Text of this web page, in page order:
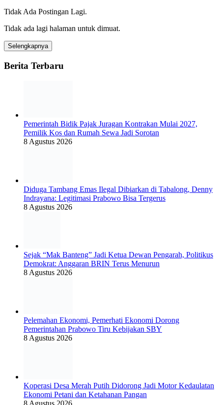
Tidak Ada Postingan Lagi.
Tidak ada lagi halaman untuk dimuat.
Selengkapnya
Berita Terbaru
Pemerintah Bidik Pajak Juragan Kontrakan Mulai 2027,
Pemilik Kos dan Rumah Sewa Jadi Sorotan
8 Agustus 2026
Diduga Tambang Emas Ilegal Dibiarkan di Tabalong, Denny
Indrayana: Legitimasi Prabowo Bisa Tergerus
8 Agustus 2026
Sejak “Mak Banteng” Jadi Ketua Dewan Pengarah, Politikus
Demokrat: Anggaran BRIN Terus Menurun
8 Agustus 2026
Pelemahan Ekonomi, Pemerhati Ekonomi Dorong
Pemerintahan Prabowo Tiru Kebijakan SBY
8 Agustus 2026
Koperasi Desa Merah Putih Didorong Jadi Motor Kedaulatan
Ekonomi Petani dan Ketahanan Pangan
8 Agustus 2026